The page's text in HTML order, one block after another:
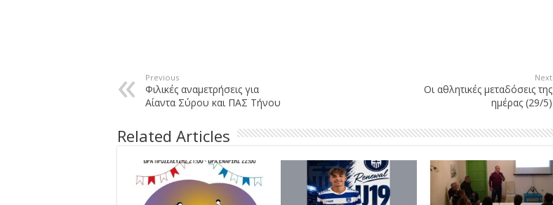
Previous
Φιλικές αναμετρήσεις για
Αίαντα Σύρου και ΠΑΣ Τήνου
Next
Οι αθλητικές μεταδόσεις της
ημέρας (29/5)
Related Articles